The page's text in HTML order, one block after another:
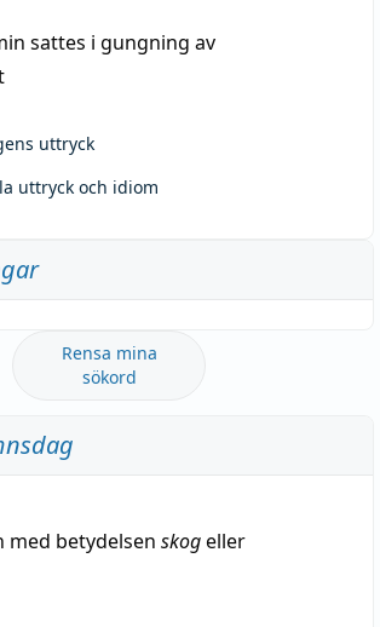
sattes i gungning av
uttryck
uttryck och idiom
Rensa mina
sökord
med betydelsen skogeller